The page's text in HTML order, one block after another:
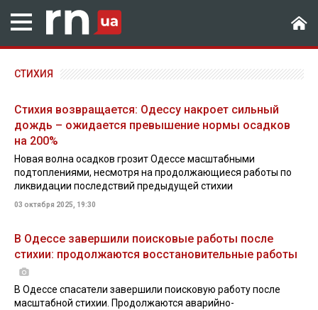
СТИХИЯ
Стихия возвращается: Одессу накроет сильный
дождь – ожидается превышение нормы осадков
на 200%
Новая волна осадков грозит Одессе масштабными
подтоплениями, несмотря на продолжающиеся работы по
ликвидации последствий предыдущей стихии
03 октября 2025, 19:30
В Одессе завершили поисковые работы после
стихии: продолжаются восстановительные работы
В Одессе спасатели завершили поисковую работу после
масштабной стихии. Продолжаются аварийно-